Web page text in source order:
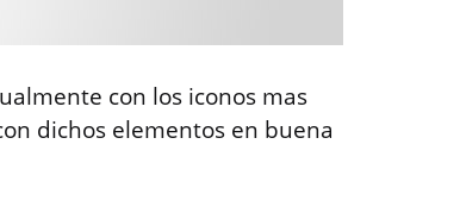
con los iconos mas
dichos elementos en buena